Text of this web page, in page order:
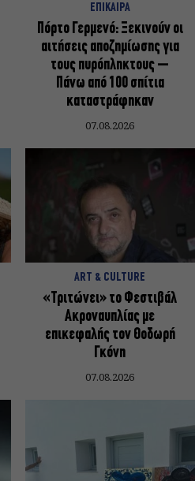
ΕΠΙΚΑΙΡΑ
Πόρτο Γερμενό: Ξεκινούν οι
αιτήσεις αποζημίωσης για
τους πυρόπληκτους –
Πάνω από 100 σπίτια
καταστράφηκαν
07.08.2026
ART & CULTURE
«Τριτώνει» το Φεστιβάλ
Ακροναυπλίας με
επικεφαλής τον Θοδωρή
Γκόνη
07.08.2026